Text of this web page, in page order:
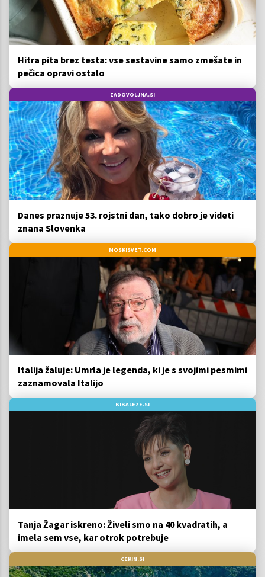
Hitra pita brez testa: vse sestavine samo zmešate in
pečica opravi ostalo
ZADOVOLJNA.SI
Danes praznuje 53. rojstni dan, tako dobro je videti
znana Slovenka
MOSKISVET.COM
Italija žaluje: Umrla je legenda, ki je s svojimi pesmimi
zaznamovala Italijo
BIBALEZE.SI
Tanja Žagar iskreno: Živeli smo na 40 kvadratih, a
imela sem vse, kar otrok potrebuje
CEKIN.SI